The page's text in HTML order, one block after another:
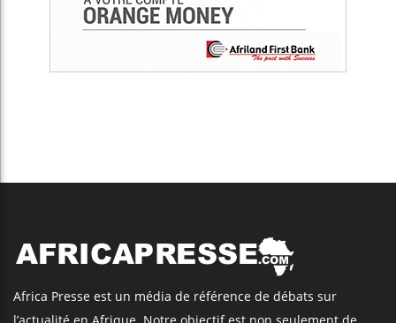
Africa Presse est un média de référence de débats sur